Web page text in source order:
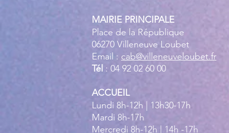
MAIRIE PRINCIPALE
Place de la République
06270 Villeneuve Loubet
Email : cab@villeneuveloubet.fr
Tél : 04 92 02 60 00
ACCUEIL
Lundi 8h-12h | 13h30-17h
Mardi 8h-17h
Mercredi 8h-12h | 14h -17h